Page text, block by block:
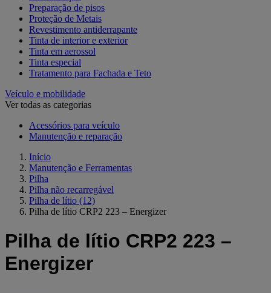
Preparação de pisos
Proteção de Metais
Revestimento antiderrapante
Tinta de interior e exterior
Tinta em aerossol
Tinta especial
Tratamento para Fachada e Teto
Veículo e mobilidade
Ver todas as categorias
Acessórios para veículo
Manutenção e reparação
Início
Manutenção e Ferramentas
Pilha
Pilha não recarregável
Pilha de lítio (12)
Pilha de lítio CRP2 223 – Energizer
Pilha de lítio CRP2 223 –
Energizer